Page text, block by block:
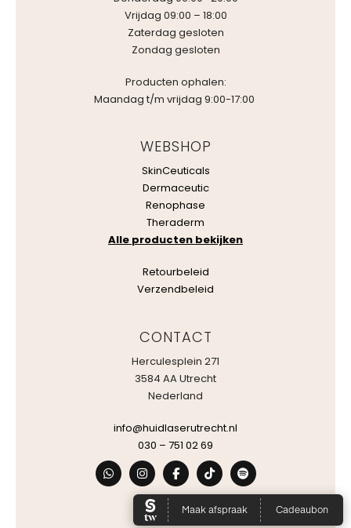
Vrijdag 09:00 – 18:00
Zaterdag gesloten
Zondag gesloten
Producten ophalen:
Maandag t/m vrijdag 9:00-17:00
WEBSHOP
SkinCeuticals
Dermaceutic
Renophase
Theraderm
Alle producten bekijken
Retourbeleid
Verzendbeleid
CONTACT
Herculesplein 271
3584 AA Utrecht
Nederland
info@huidlaserutrecht.nl
030 – 751 02 69